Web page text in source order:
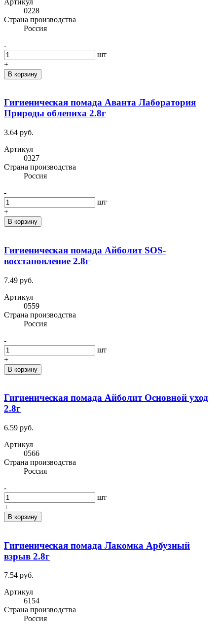
0228
Cтрана производства
Россия
-
шт
+
В корзину
Гигиеническая помада Аванта Лаборатория
Природы облепиха 2.8г
3.64 руб.
Артикул
0327
Cтрана производства
Россия
-
шт
+
В корзину
Гигиеническая помада Айболит SOS-
восстановление 2.8г
7.49 руб.
Артикул
0559
Cтрана производства
Россия
-
шт
+
В корзину
Гигиеническая помада Айболит Основной уход
2.8г
6.59 руб.
Артикул
0566
Cтрана производства
Россия
-
шт
+
В корзину
Гигиеническая помада Лакомка Арбузный
взрыв 2.8г
7.54 руб.
Артикул
6154
Cтрана производства
Россия